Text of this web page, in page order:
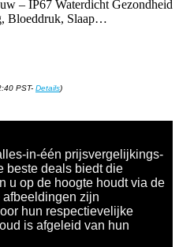
– IP67 Waterdicht Gezondheid
Bloeddruk, Slaap…
PST- Details)
in-één prijsvergelijkings-
beste deals biedt die
u op de hoogte houdt via de
afbeeldingen zijn
hun respectievelijke
is afgeleid van hun